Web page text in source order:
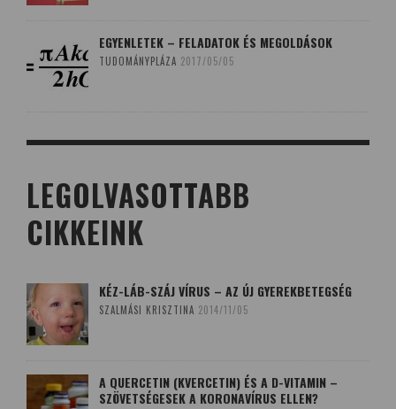
EGYENLETEK – FELADATOK ÉS MEGOLDÁSOK
TUDOMÁNYPLÁZA 2017/05/05
LEGOLVASOTTABB
CIKKEINK
KÉZ-LÁB-SZÁJ VÍRUS – AZ ÚJ GYEREKBETEGSÉG
SZALMÁSI KRISZTINA 2014/11/05
A QUERCETIN (KVERCETIN) ÉS A D-VITAMIN –
SZÖVETSÉGESEK A KORONAVÍRUS ELLEN?